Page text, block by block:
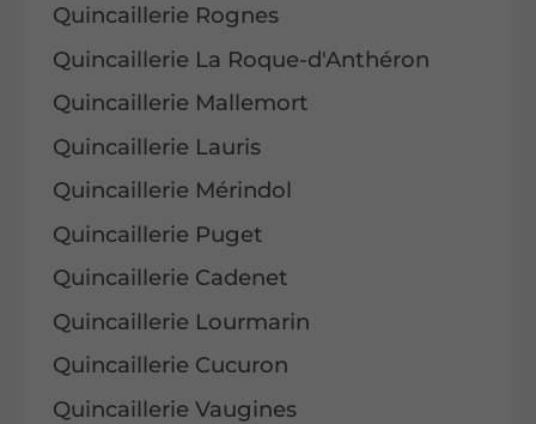
Quincaillerie Rognes
Quincaillerie La Roque-d'Anthéron
Quincaillerie Mallemort
Quincaillerie Lauris
Quincaillerie Mérindol
Quincaillerie Puget
Quincaillerie Cadenet
Quincaillerie Lourmarin
Quincaillerie Cucuron
Quincaillerie Vaugines